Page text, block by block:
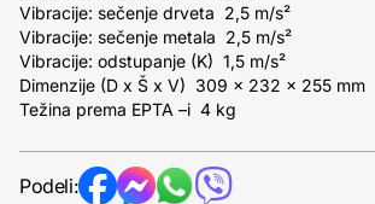
Vibracije: sečenje drveta 2,5 m/s²
Vibracije: sečenje metala 2,5 m/s²
Vibracije: odstupanje (K) 1,5 m/s²
Dimenzije (D x Š x V) 309 x 232 x 255 mm
Težina prema EPTA –i 4 kg
Podeli: